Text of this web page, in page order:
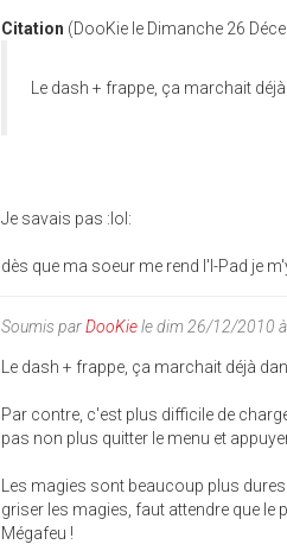
Citation (DooKie le Dimanche 26
Le dash + frappe, ça marchait
Je savais pas :lol:
dès que ma soeur me rend l'I-Pad je
Soumis parDooKiele dim 26/12/2010
Le dash + frappe, ça marchait déjà
Par contre, c'est plus difficile de
pas non plus quitter le menu et
Les magies sont beaucoup plus
griser les magies, faut attendre que
Mégafeu !